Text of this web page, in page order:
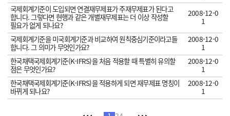
국제회계기준이 도입되면 연결재무제표가 주재무제표가 된다고
합니다. 그렇다면 현행과 같은 개별재무제표는 더 이상 작성할
필요가 없게 되나요?
2008-12-0
1
국제회계기준을 미국회계기준과 비교하여 원칙중심기준이라고들
합니다. 그 의미가 무엇인가요?
2008-12-0
1
한국채택국제회계기준(K-IFRS)을 처음 적용할 때 특별히 유의할
점은 무엇인가요?
2008-12-0
1
한국채택국제회계기준(K-IFRS)을 적용하게 되면 재무제표 명칭이
바뀌게 되나요?
2008-12-0
1